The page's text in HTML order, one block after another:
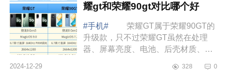
耀gt和荣耀90gt对比哪个好
#手机#
荣耀GT属于荣耀90GT的
升级款，只不过荣耀GT虽然在处理
器、屏幕亮度、电池、后壳材质、
屏幕和有线充电基本没变。并且荣耀
2024-12-29 328 0